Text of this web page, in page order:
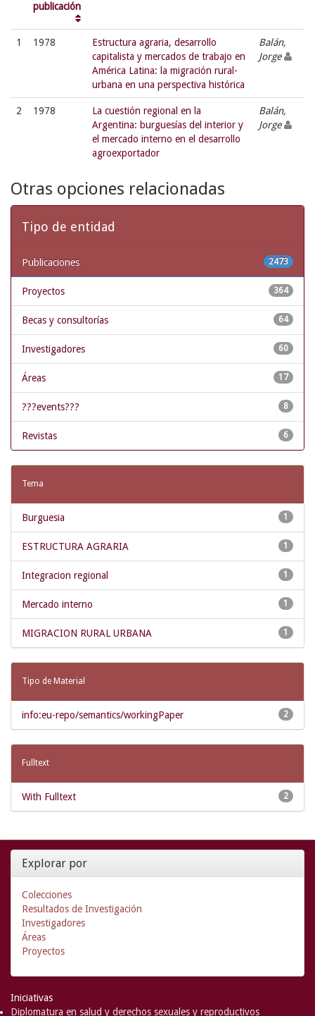
publicación
1 1978
Estructura agraria, desarrollo
capitalista y mercados de trabajo en
América Latina: la migración rural-
urbana en una perspectiva histórica
Balán,
Jorge
2 1978
La cuestión regional en la
Argentina: burguesías del interior y
el mercado interno en el desarrollo
agroexportador
Balán,
Jorge
Otras opciones relacionadas
Tipo de entidad
2473
Publicaciones
364
Proyectos
64
Becas y consultorías
60
Investigadores
17
Áreas
8
???events???
6
Revistas
Tema
1
Burguesia
1
ESTRUCTURA AGRARIA
1
Integracion regional
1
Mercado interno
1
MIGRACION RURAL URBANA
Tipo de Material
2
info:eu-repo/semantics/workingPaper
Fulltext
2
With Fulltext
Explorar por
Colecciones
Resultados de Investigación
Investigadores
Áreas
Proyectos
Iniciativas
Diplomatura en salud y derechos sexuales y reproductivos